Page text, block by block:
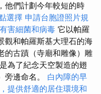
他們計劃今年較短的時
選擇 申請台胞證照片規
害細菌和病毒 它以帕羅
觀和帕羅斯基大理石的海
的古蹟（寺廟和雕像）雕
為了紀念天空製造的翅
旁邊命名。 白內障的早
提供舒適的居住環境和